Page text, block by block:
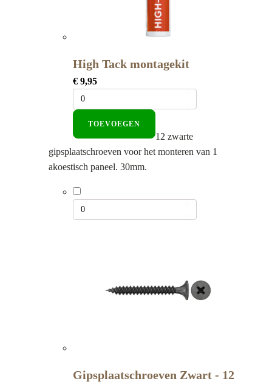
High Tack montagekit
€ 9,95
TOEVOEGEN
12 zwarte
gipsplaatschroeven voor het monteren van 1
akoestisch paneel. 30mm.
Gipsplaatschroeven Zwart - 12